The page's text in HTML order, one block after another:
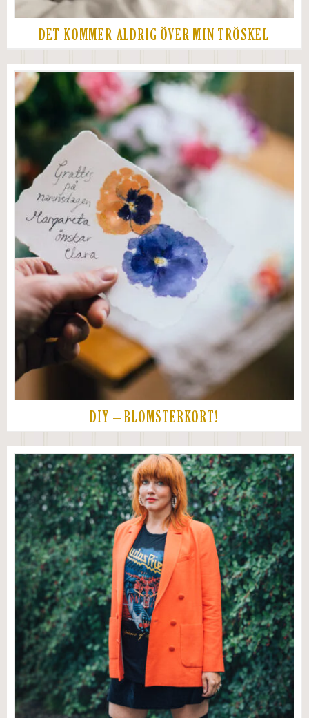
DET KOMMER ALDRIG ÖVER MIN TRÖSKEL
DIY – BLOMSTERKORT!